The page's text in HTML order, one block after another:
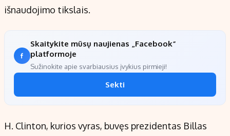
išnaudojimo tikslais.
Skaitykite mūsų naujienas „Facebook“
platformoje
Sužinokite apie svarbiausius įvykius pirmieji!
Sekti
H. Clinton, kurios vyras, buvęs prezidentas Billas